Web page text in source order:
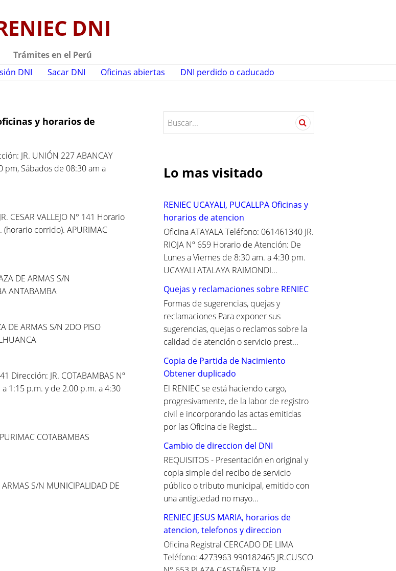
DNI
Trámites en el Perú
DNI Sacar DNI Oficinas abiertas DNI perdido o caducado
y horarios de
JR. UNIÓN 227 ABANCAY
pm, Sábados de 08:30 am a
CESAR VALLEJO N° 141 Horario
corrido). APURIMAC
DE ARMAS S/N
ANTABAMBA
DE ARMAS S/N 2DO PISO
Dirección: JR. COTABAMBAS Nº
1:15 p.m. y de 2.00 p.m. a 4:30
COTABAMBAS
S/N MUNICIPALIDAD DE
c
h
o
r
:
Lo mas visitado
RENIEC UCAYALI, PUCALLPA Oficinas y
horarios de atencion
Oficina ATAYALA Teléfono: 061461340 JR.
RIOJA Nº 659 Horario de Atención: De
Lunes a Viernes de 8:30 am. a 4:30 pm.
UCAYALI ATALAYA RAIMONDI...
Quejas y reclamaciones sobre RENIEC
Formas de sugerencias, quejas y
reclamaciones Para exponer sus
sugerencias, quejas o reclamos sobre la
calidad de atención o servicio prest...
Copia de Partida de Nacimiento
Obtener duplicado
El RENIEC se está haciendo cargo,
progresivamente, de la labor de registro
civil e incorporando las actas emitidas
por las Oficina de Regist...
Cambio de direccion del DNI
REQUISITOS - Presentación en original y
copia simple del recibo de servicio
público o tributo municipal, emitido con
una antigüedad no mayo...
RENIEC JESUS MARIA, horarios de
atencion, telefonos y direccion
Oficina Registral CERCADO DE LIMA
Teléfono: 4273963 990182465 JR.CUSCO